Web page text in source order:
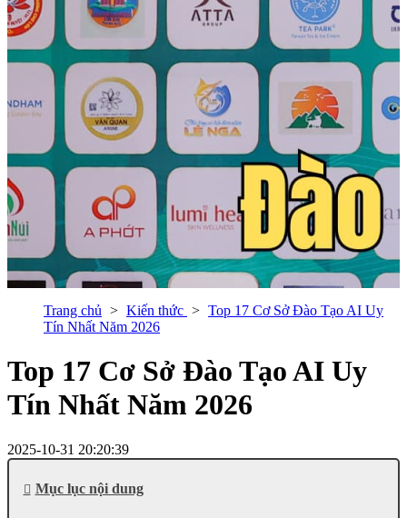
Trang chủ Kiến thức
Top 17 Cơ Sở Đào Tạo AI Uy
Tín Nhất Năm 2026
Top 17 Cơ Sở Đào Tạo AI Uy
Tín Nhất Năm 2026
2025-10-31 20:20:39
Mục lục nội dung